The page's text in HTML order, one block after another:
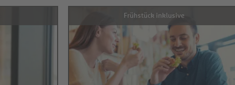
Frühstück inklusive